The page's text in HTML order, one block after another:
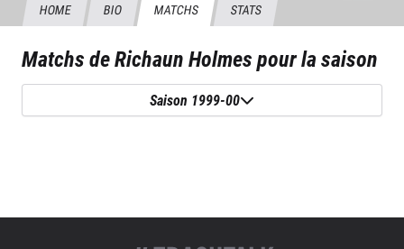
HOME BIO MATCHS STATS
Matchs deRichaun Holmespour la saison
Saison 1999-00